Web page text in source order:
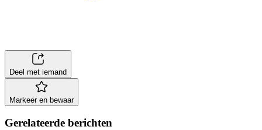
Deel met iemand
Markeer en bewaar
Gerelateerde berichten